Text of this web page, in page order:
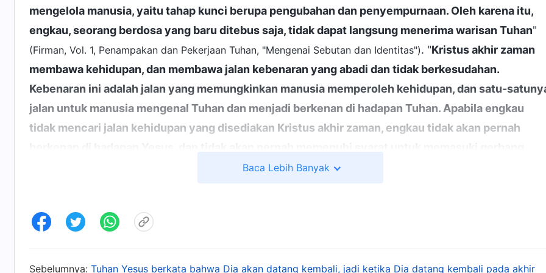
mengelola manusia, yaitu tahap kunci berupa pengubahan dan penyempurnaan. Oleh karena itu,
engkau, seorang berdosa yang baru ditebus saja, tidak dapat langsung menerima warisan Tuhan"
(Firman, Vol. 1, Penampakan dan Pekerjaan Tuhan, "Mengenai Sebutan dan Identitas"). "Kristus akhir zaman
membawa kehidupan, dan membawa jalan kebenaran yang abadi dan tidak berkesudahan.
Kebenaran ini adalah jalan yang memungkinkan manusia memperoleh kehidupan, dan satu-
jalan untuk manusia mengenal Tuhan dan menjadi berkenan di hadapan Tuhan. Apabila engkau
tidak mencari jalan kehidupan yang disediakan Kristus akhir zaman, engkau tidak akan pernah
kerajaan surga, karena engkau adalah boneka dan tawanan sejarah
Kristus adalah orang-orang paling konyol di bumi, dan mereka yang tidak menerima jalan
tidak menerima Kristus akhir zaman selamanya akan dibenci Tuhan. Kristus adalah pintu gerbang
Baca Lebih Banyak
Sebelumnya: Tuhan Yesus berkata bahwa Dia akan datang kembali, jadi ketika Dia datang kembali pada akhir